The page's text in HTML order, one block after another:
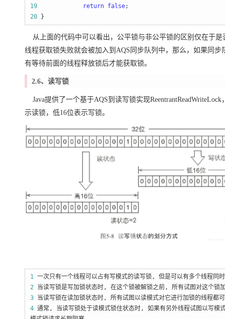
19
return false
20 }
从上面的代码中可以看出，公平锁与非公平锁的区别仅在于是
线程获取锁失败就会被加入到AQS同步队列中，那么，如果同
有等待前面的线程释放锁后才能获取锁。
2.6、读写锁
Java提供了一个基于AQS到读写锁实现
示读锁，低16位表示写锁。
1 一次只有一个线程可以占有写模式的读写锁, 但是可以有多个线程同
2
3
4 通常, 当读写锁处于读模式锁住状态时, 如果有另外线程试图以写